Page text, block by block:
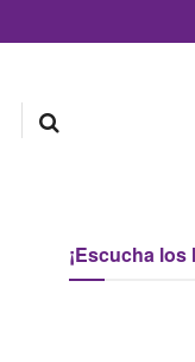
¡Escucha